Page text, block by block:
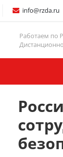
info@rzda.ru
Работаем по